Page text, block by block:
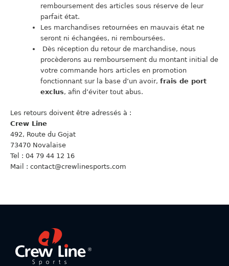
remboursement des articles sous réserve de leur
parfait état.
Les marchandises retournées en mauvais état ne
seront ni échangées, ni remboursées.
Dès réception du retour de marchandise, nous
procèderons au remboursement du montant initial de
votre commande hors articles en promotion
fonctionnant sur la base d’un avoir,frais de port
exclus, afin d’éviter tout abus.
Les retours doivent être adressés à :
Crew Line
492, Route du Gojat
73470 Novalaise
Tel : 04 79 44 12 16
Mail : contact@crewlinesports.com